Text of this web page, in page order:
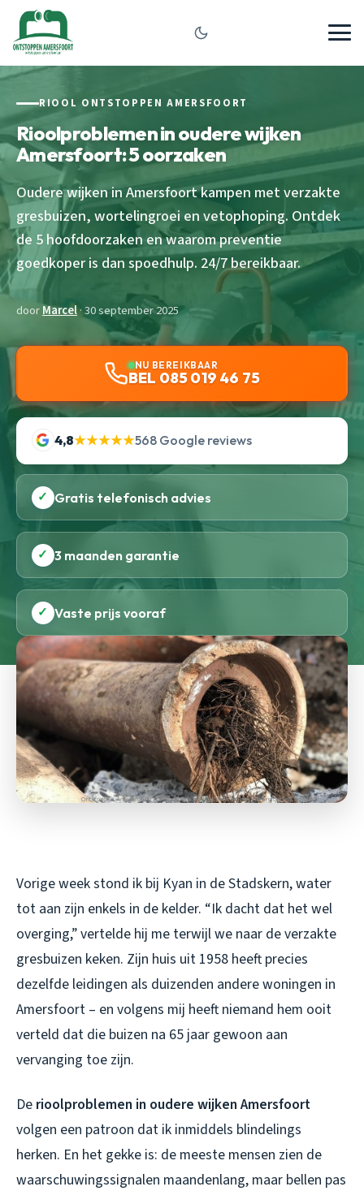
RIOOL ONTSTOPPEN AMERSFOORT
Rioolproblemen in oudere wijken
Amersfoort: 5 oorzaken
Oudere wijken in Amersfoort kampen met verzakte
gresbuizen, wortelingroei en vetophoping. Ontdek
de 5 hoofdoorzaken en waarom preventie
goedkoper is dan spoedhulp. 24/7 bereikbaar.
doorMarcel· 30 september 2025
NU BEREIKBAAR
BEL 085 019 46 75
4,8★★★★★568 Google reviews
✓ Gratis telefonisch advies
✓ 3 maanden garantie
✓ Vaste prijs vooraf
Vorige week stond ik bij Kyan in de Stadskern, water
tot aan zijn enkels in de kelder. “Ik dacht dat het wel
overging,” vertelde hij me terwijl we naar de verzakte
gresbuizen keken. Zijn huis uit 1958 heeft precies
dezelfde leidingen als duizenden andere woningen in
Amersfoort – en volgens mij heeft niemand hem ooit
verteld dat die buizen na 65 jaar gewoon aan
vervanging toe zijn.
De rioolproblemen in oudere wijken Amersfoort
volgen een patroon dat ik inmiddels blindelings
herken. En het gekke is: de meeste mensen zien de
waarschuwingssignalen maandenlang, maar bellen pas